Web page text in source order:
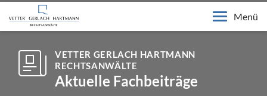
Menü
VETTER GERLACH HARTMANN
RECHTSANWÄLTE
Aktuelle Fachbeiträge